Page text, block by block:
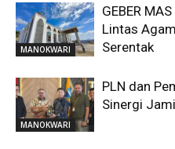
MANOKWARI
GEBER
Lintas
Serentak
MANOKWARI
PLN dan
Sinergi